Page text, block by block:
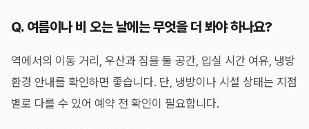
Q. 여름이나 비 오는 날에는 무엇을 더 봐야 하나요?
역에서의 이동 거리, 우산과 짐을 둘 공간, 입실 시간 여유, 냉방
환경 안내를 확인하면 좋습니다. 단, 냉방이나 시설 상태는 지점
별로 다를 수 있어 예약 전 확인이 필요합니다.